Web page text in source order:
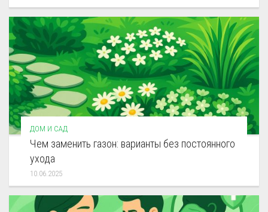
ДОМ И САД
Чем заменить газон: варианты без постоянного
ухода
10.06.2025